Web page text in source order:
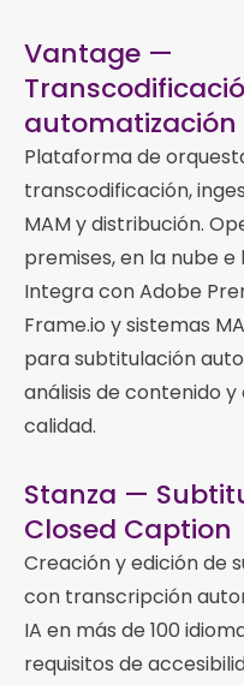
Vantage —
automatización
Plataforma de
transcodificación,
MAM y distribución.
premises, en la nube e
Integra con Adobe
Frame.io y sistemas
para subtitulación
análisis de contenido
calidad.
Stanza —
Closed Caption
Creación y edición de
con transcripción
IA en más de 100
requisitos de